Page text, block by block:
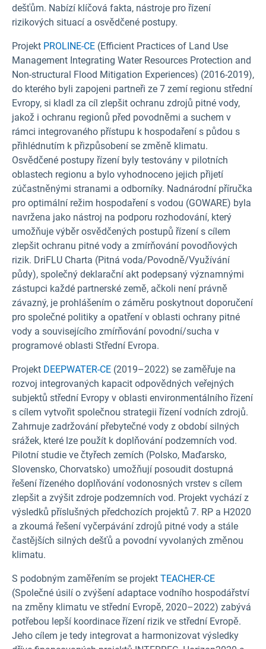
dešťům. Nabízí klíčová fakta, nástroje pro řízení
rizikových situací a osvědčené postupy.
Projekt PROLINE-CE (Efficient Practices of Land Use
Management Integrating Water Resources Protection and
Non-structural Flood Mitigation Experiences) (2016-2019),
do kterého byli zapojeni partneři ze 7 zemí regionu střední
Evropy, si kladl za cíl zlepšit ochranu zdrojů pitné vody,
jakož i ochranu regionů před povodněmi a suchem v
rámci integrovaného přístupu k hospodaření s půdou s
přihlédnutím k přizpůsobení se změně klimatu.
Osvědčené postupy řízení byly testovány v pilotních
oblastech regionu a bylo vyhodnoceno jejich přijetí
zúčastněnými stranami a odborníky. Nadnárodní příručka
pro optimální režim hospodaření s vodou (GOWARE) byla
navržena jako nástroj na podporu rozhodování, který
umožňuje výběr osvědčených postupů řízení s cílem
zlepšit ochranu pitné vody a zmírňování povodňových
rizik. DriFLU Charta (Pitná voda/Povodně/Využívání
půdy), společný deklarační akt podepsaný významnými
zástupci každé partnerské země, ačkoli není právně
závazný, je prohlášením o záměru poskytnout doporučení
pro společné politiky a opatření v oblasti ochrany pitné
vody a souvisejícího zmírňování povodní/sucha v
programové oblasti Střední Evropa.
Projekt DEEPWATER-CE (2019–2022) se zaměřuje na
rozvoj integrovaných kapacit odpovědných veřejných
subjektů střední Evropy v oblasti environmentálního řízení
s cílem vytvořit společnou strategii řízení vodních zdrojů.
Zahrnuje zadržování přebytečné vody z období silných
srážek, které lze použít k doplňování podzemních vod.
Pilotní studie ve čtyřech zemích (Polsko, Maďarsko,
Slovensko, Chorvatsko) umožňují posoudit dostupná
řešení řízeného doplňování vodonosných vrstev s cílem
zlepšit a zvýšit zdroje podzemních vod. Projekt vychází z
výsledků příslušných předchozích projektů 7. RP a H2020
a zkoumá řešení vyčerpávání zdrojů pitné vody a stále
častějších silných dešťů a povodní vyvolaných změnou
klimatu.
S podobným zaměřením se projekt TEACHER-CE
(Společné úsilí o zvýšení adaptace vodního hospodářství
na změny klimatu ve střední Evropě, 2020–2022) zabývá
potřebou lepší koordinace řízení rizik ve střední Evropě.
Jeho cílem je tedy integrovat a harmonizovat výsledky